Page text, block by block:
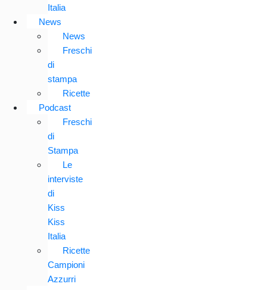
Italia
News
News
Freschi
di
stampa
Ricette
Podcast
Freschi
di
Stampa
Le
interviste
di
Kiss
Kiss
Italia
Ricette
Campioni
Azzurri